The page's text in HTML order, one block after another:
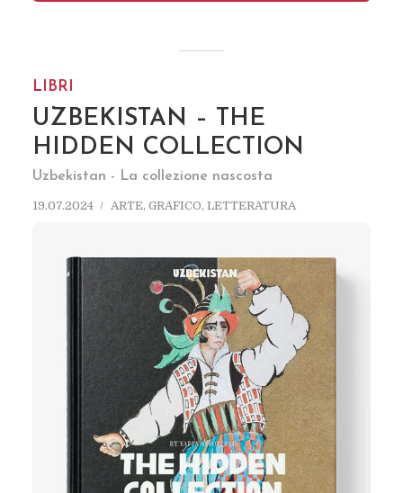
LIBRI
UZBEKISTAN – THE
HIDDEN COLLECTION
Uzbekistan - La collezione nascosta
19.07.2024 ARTE, GRAFICO, LETTERATURA